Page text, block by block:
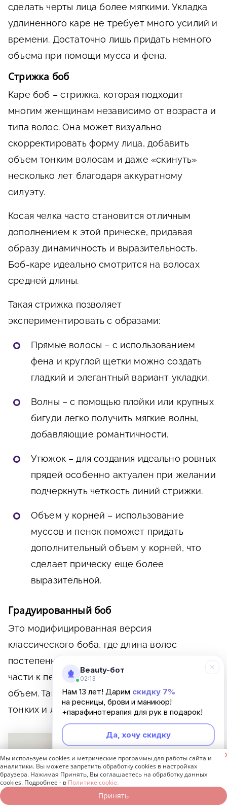
сделать черты лица более мягкими. Укладка
удлиненного каре не требует много усилий и
времени. Достаточно лишь придать немного
объема при помощи мусса и фена.
Стрижка боб
Каре боб – стрижка, которая подходит
многим женщинам независимо от возраста и
типа волос. Она может визуально
скорректировать форму лица, добавить
объем тонким волосам и даже «скинуть»
несколько лет благодаря аккуратному
силуэту.
Косая челка часто становится отличным
дополнением к этой прическе, придавая
образу динамичность и выразительность.
Боб-каре идеально смотрится на волосах
средней длины.
Такая стрижка позволяет
экспериментировать с образами:
Прямые волосы – с использованием
фена и круглой щетки можно создать
гладкий и элегантный вариант укладки.
Волны – с помощью плойки или крупных
бигуди легко получить мягкие волны,
добавляющие романтичности.
Утюжок – для создания идеально ровных
прядей особенно актуален при желании
подчеркнуть четкость линий стрижки.
Объем у корней – использование
муссов и пенок поможет придать
дополнительный объем у корней, что
сделает прическу еще более
выразительной.
Градуированный боб
Это модифицированная версия
классического боба, где длина волос
постепенно уменьшается от затылочной
части к передней, создавая многослойность и
объем. Такой вариант идеально подойдет для
тонких и ломких волос.
Beauty-бот
02:13
Нам 13 лет! Дарим скидку 7%
на ресницы, брови и маникюр!
+парафинотерапия для рук в подарок!
Да, хочу скидку
Неинтересно
Мы используем cookies и метрические программы для работы сайта и
аналитики. Вы можете запретить обработку cookies в настройках
браузера. Нажимая Принять, Вы соглашаетесь на обработку данных
cookies. Подробнее - в Политике cookie.
Принять